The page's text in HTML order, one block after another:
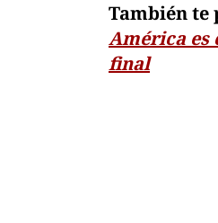
También te
América es
final